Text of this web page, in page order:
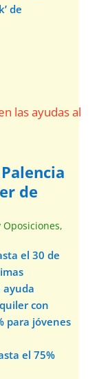
de
de
Oposiciones,
el 30 de
ayuda
con
para jóvenes
el 75%